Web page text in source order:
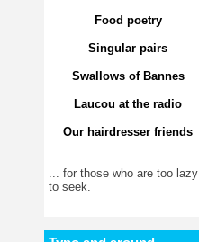
Food poetry
Singular pairs
Swallows of Bannes
Laucou at the radio
Our hairdresser friends
... for those who are too lazy
to seek.